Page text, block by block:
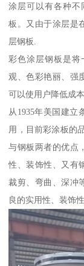
涂层可以有各种
板。又由于涂层是
层钢板.
彩色涂层钢板是
观、色彩艳丽、强
可以使用户降低成
从1935年美国建立
用，目前彩涂板的
与钢板两者的优点
性、装饰性、又有
裁剪、弯曲、深冲
良的实用性、装饰